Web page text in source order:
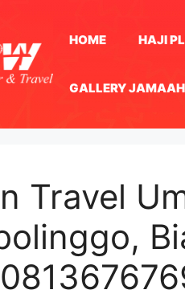
HOME HAJI
GALLERY JAMAAH
Travel